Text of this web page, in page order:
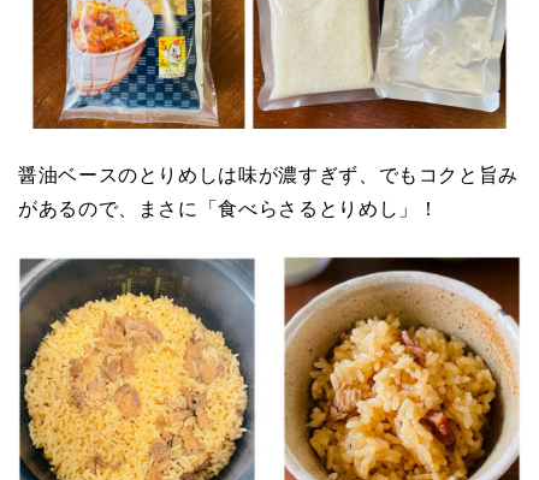
醤油ベースのとりめしは味が濃すぎず、でもコクと旨み
があるので、まさに「食べらさるとりめし」！